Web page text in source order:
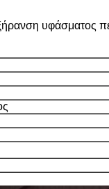
υφάσματος